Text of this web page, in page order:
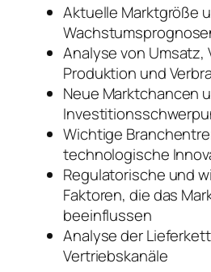
Aktuelle Marktgröße
Analyse von Umsatz,
Produktion und
Neue Marktchancen
Wichtige
technologische
Regulatorische und
Faktoren, die das
beeinflussen
Analyse der
Vertriebskanäle